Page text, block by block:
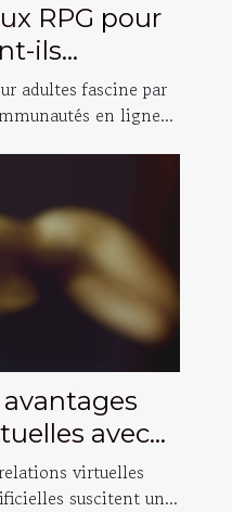
RPG pour
ils
en ligne ?
adultes fascine par
en ligne...
avec
artificielles
virtuelles
suscitent un...